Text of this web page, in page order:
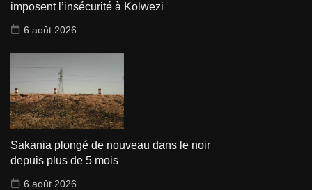
imposent l’insécurité à Kolwezi
6 août 2026
Sakania plongé de nouveau dans le noir
depuis plus de 5 mois
6 août 2026